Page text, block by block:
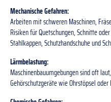
Mechanische Gefahren:
Arbeiten mit schweren Maschinen,
Risiken für Quetschungen, Schnitte
Stahlkappen, Schutzhandschuhe und
Lärmbelastung:
Maschinenbauumgebungen sind oft
Gehörschutzgeräte wie Ohrstöpsel